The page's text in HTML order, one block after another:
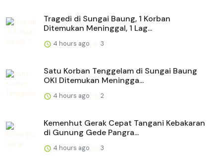
Tragedi di Sungai Baung, 1 Korban
Ditemukan Meninggal, 1 Lag...
4 hours ago 3
Satu Korban Tenggelam di Sungai Baung
OKI Ditemukan Meningga...
4 hours ago 2
Kemenhut Gerak Cepat Tangani Kebakaran
di Gunung Gede Pangra...
4 hours ago 3